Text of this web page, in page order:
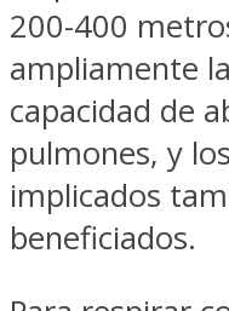
200-400
ampliamente
capacidad de
pulmones, y
implicados
beneficiados.